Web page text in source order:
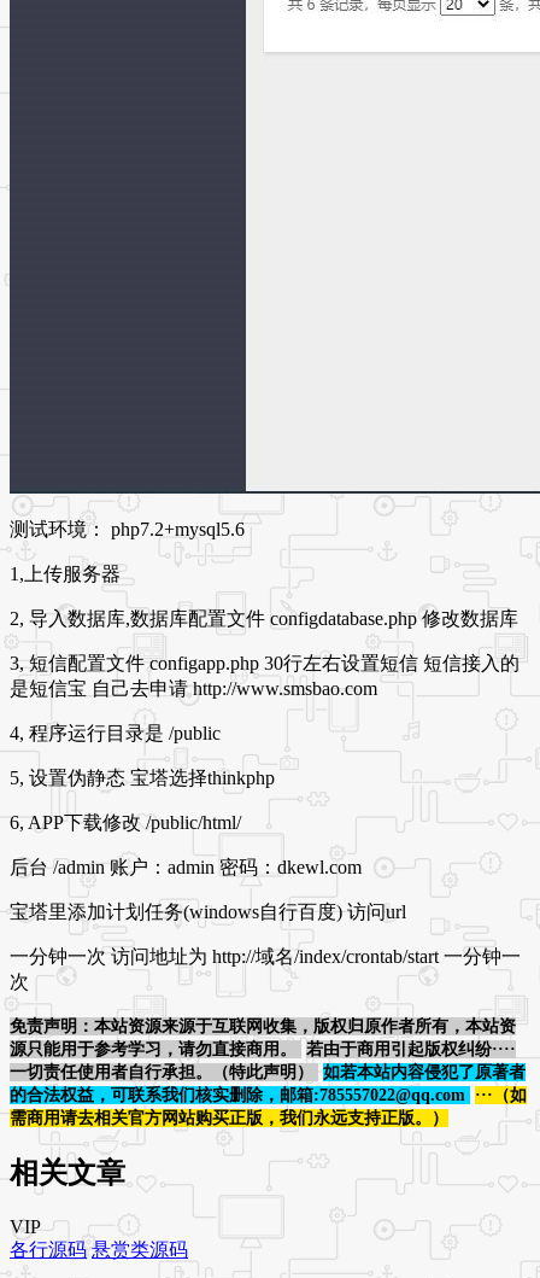
测试环境： php7.2+mysql5.6
1,上传服务器
2, 导入数据库,数据库配置文件 configdatabase.php 修改数据库
3, 短信配置文件 configapp.php 30行左右设置短信 短信接入的
是短信宝 自己去申请 http://www.smsbao.com
4, 程序运行目录是 /public
5, 设置伪静态 宝塔选择thinkphp
6, APP下载修改 /public/html/
后台 /admin 账户：admin 密码：dkewl.com
宝塔里添加计划任务(windows自行百度) 访问url
一分钟一次 访问地址为 http://域名/index/crontab/start 一分钟一
次
免责声明：本站资源来源于互联网收集，版权归原作者所有，本站资
源只能用于参考学习，请勿直接商用。
若由于商用引起版权纠纷····
一切责任使用者自行承担。（特此声明）
如若本站内容侵犯了原著者
的合法权益，可联系我们核实删除，邮箱:785557022@qq.com
···（如
需商用请去相关官方网站购买正版，我们永远支持正版。）
相关文章
VIP
各行源码 悬赏类源码